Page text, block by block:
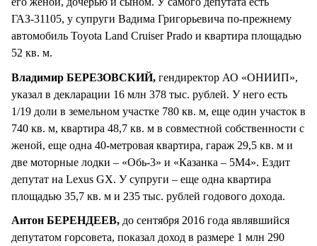
ГАЗ-31105, у супруги Вадима Григорьевича по-прежнему
автомобиль Toyota Land Cruiser Prado и квартира площадью
52 кв. м.
Владимир БЕРЕЗОВСКИЙ, гендиректор АО «ОНИИП»,
указал в декларации 16 млн 378 тыс. рублей. У него есть
1/19 доли в земельном участке 780 кв. м, еще один участок в
740 кв. м, квартира 48,7 кв. м в совместной собственности с
женой, еще одна 40-метровая квартира, гараж 29,5 кв. м и
две моторные лодки – «Обь-3» и «Казанка – 5М4». Ездит
депутат на Lexus GX. У супруги – еще одна квартира
площадью 35,7 кв. м и 235 тыс. рублей годового дохода.
Антон БЕРЕНДЕЕВ, до сентября 2016 года являвшийся
депутатом горсовета, показал доход в размере 1 млн 290